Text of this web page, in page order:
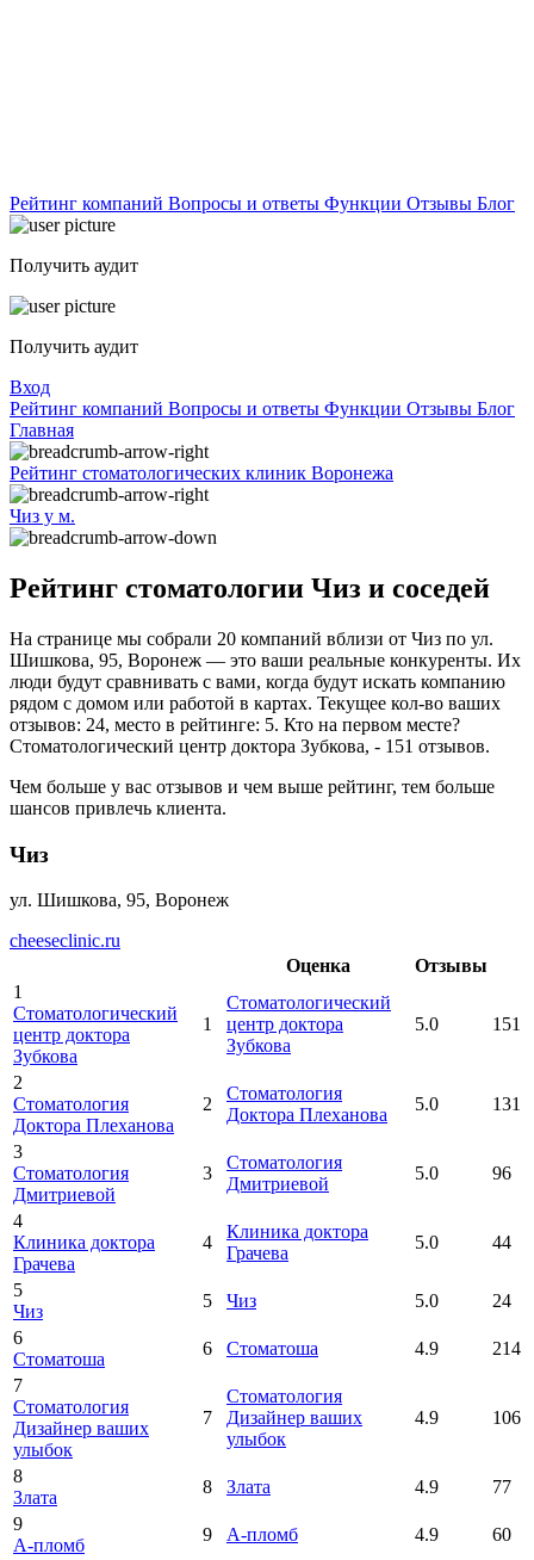
Рейтинг компаний Вопросы и ответы Функции Отзывы Блог
Получить аудит
Получить аудит
Вход
Рейтинг компаний Вопросы и ответы Функции Отзывы Блог
Главная
Рейтинг стоматологических клиник Воронежа
Чиз у м.
Рейтинг стоматологии Чиз и соседей
На странице мы собрали 20 компаний вблизи от Чиз по ул.
Шишкова, 95, Воронеж — это ваши реальные конкуренты. Их
люди будут сравнивать с вами, когда будут искать компанию
рядом с домом или работой в картах. Текущее кол-во ваших
отзывов: 24, место в рейтинге: 5. Кто на первом месте?
Стоматологический центр доктора Зубкова, - 151 отзывов.
Чем больше у вас отзывов и чем выше рейтинг, тем больше
шансов привлечь клиента.
Чиз
ул. Шишкова, 95, Воронеж
cheeseclinic.ru
Оценка
Отзывы
1
Стоматологический
центр доктора
Зубкова
1
Стоматологический
центр доктора
Зубкова
5.0 151
2
Стоматология
Доктора Плеханова
2
Стоматология
Доктора Плеханова
5.0 131
3
Стоматология
Дмитриевой
3
Стоматология
Дмитриевой
5.0 96
4
Клиника доктора
Грачева
4
Клиника доктора
Грачева
5.0 44
5
Чиз
5 Чиз 5.0
24
6
Стоматоша
6 Стоматоша 4.9
214
7
Стоматология
Дизайнер ваших
улыбок
7
Стоматология
Дизайнер ваших
улыбок
4.9 106
8
Злата
8 Злата 4.9
77
9
А-пломб
9 А-пломб 4.9
60